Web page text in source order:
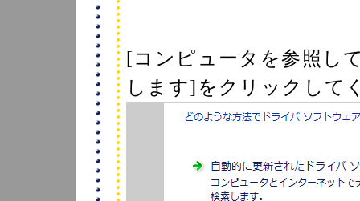
[コンピュータを参照し
します]をクリックして